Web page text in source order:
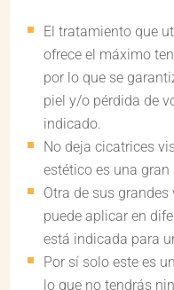
El tratamiento que
ofrece el máximo
por lo que se
piel y/o pérdida de
indicado.
No deja cicatrices
estético es una
Otra de sus
puede aplicar en
está indicada para
Por sí solo este es
lo que no tendrás